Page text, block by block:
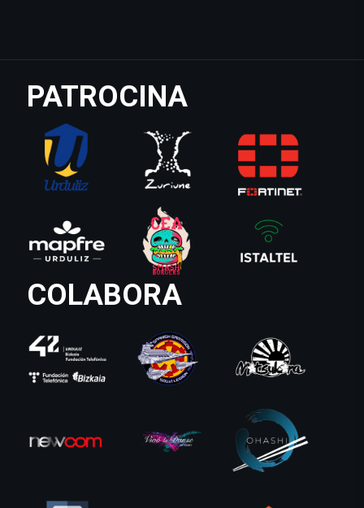
PATROCINA
COLABORA